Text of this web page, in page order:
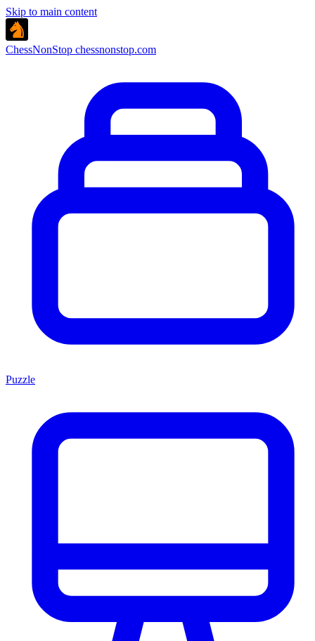
Skip to main content
ChessNonStop chessnonstop.com
Puzzle